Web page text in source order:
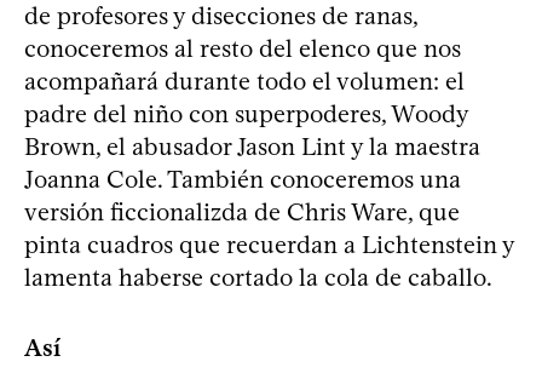
de profesores y disecciones de ranas,
conoceremos al resto del elenco que nos
acompañará durante todo el volumen: el
padre del niño con superpoderes, Woody
Brown, el abusador Jason Lint y la maestra
Joanna Cole. También conoceremos una
versión ficcionalizda de Chris Ware, que
pinta cuadros que recuerdan a Lichtenstein y
lamenta haberse cortado la cola de caballo.
Así